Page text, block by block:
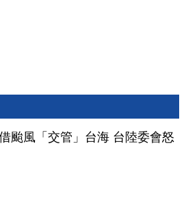
颱風「交管」台海 台陸委會怒